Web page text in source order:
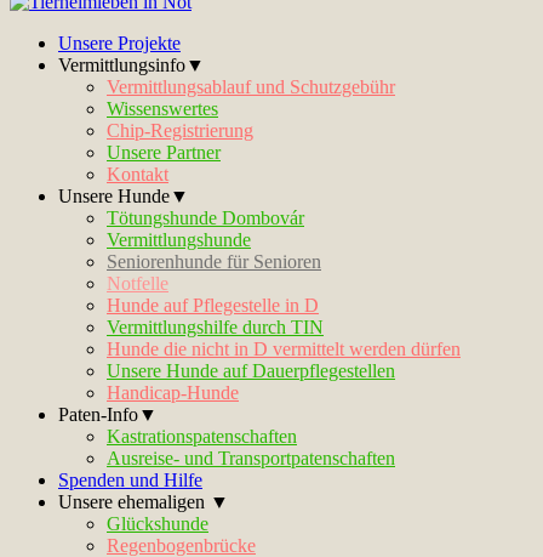
Unsere Projekte
Vermittlungsinfo▼
Vermittlungsablauf und Schutzgebühr
Wissenswertes
Chip-Registrierung
Unsere Partner
Kontakt
Unsere Hunde▼
Tötungshunde Dombovár
Vermittlungshunde
Seniorenhunde für Senioren
Notfelle
Hunde auf Pflegestelle in D
Vermittlungshilfe durch TIN
Hunde die nicht in D vermittelt werden dürfen
Unsere Hunde auf Dauerpflegestellen
Handicap-Hunde
Paten-Info▼
Kastrationspatenschaften
Ausreise- und Transportpatenschaften
Spenden und Hilfe
Unsere ehemaligen ▼
Glückshunde
Regenbogenbrücke